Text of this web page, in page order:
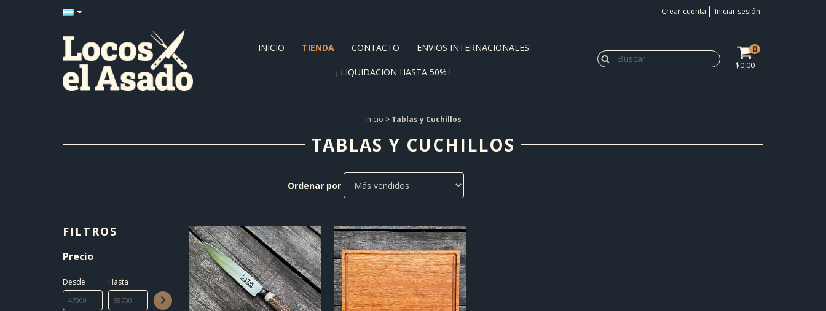
Crear cuenta Iniciar sesión
INICIO TIENDA CONTACTO ENVIOS INTERNACIONALES
¡ LIQUIDACION HASTA 50% !
0
$0,00
Inicio > Tablas y Cuchillos
TABLAS Y CUCHILLOS
Ordenar por
FILTROS
Precio
Desde Hasta